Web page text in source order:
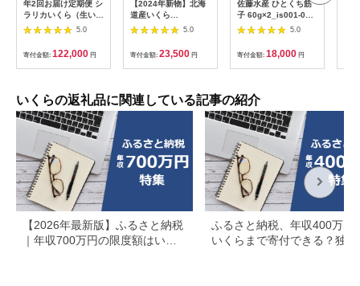
年2回お届け定期便 シ
ラリカいくら（生いく
ら）
【1kg（250g×4）】
5.0
寄付金額: 122,000 円
【2024年新物】北海
道産いくら
500g（250g×2パッ
5.0
寄付金額: 23,500 円
佐藤水産 ひとくち筋
子 60g×2_is001-026-
000
5.0
寄付金額: 18,000 円
いくらの返礼品に関連している記事の紹介
【2026年最新版】ふるさと納税
｜年収700万円の限度額はいく
ふるさと納税、年収400万円
いくらまで寄付できる？独身